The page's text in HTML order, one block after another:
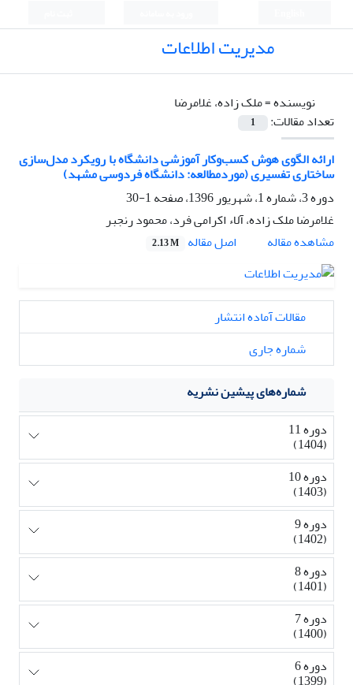
مدیریت اطلاعات
نویسنده =ملک زاده، غلامرضا
تعداد مقالات:
1
ارائه الگوی هوش کسب‌وکار آموزشی دانشگاه‌ با رویکرد مدل‌سازی
ساختاری تفسیری (موردمطالعه: دانشگاه فردوسی مشهد)
دوره 3، شماره 1، شهریور 1396، صفحه
1-30
غلامرضا ملک زاده، آلاء اکرامی فرد، محمود رنجبر
مشاهده مقاله
اصل مقاله 2.13 M
مقالات آماده انتشار
شماره جاری
شماره‌های پیشین نشریه
دوره 11
(1404)
دوره 10
(1403)
دوره 9
(1402)
دوره 8
(1401)
دوره 7
(1400)
دوره 6